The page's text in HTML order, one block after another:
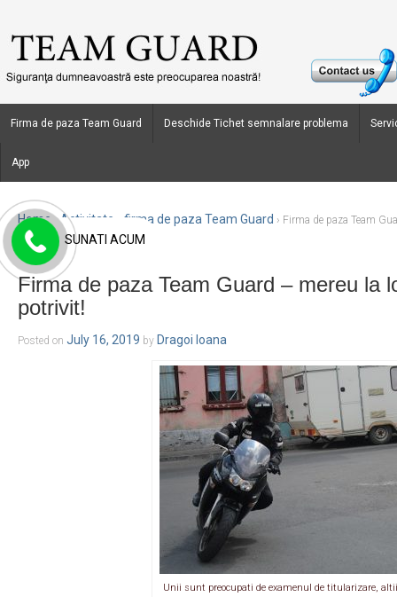
Firma de paza Team Guard Deschide Tichet semnalare problema
App
Home › Activitate - firma de paza Team Guard › Firma de paza Team
potrivit!
Firma de paza Team Guard – mereu la
potrivit!
Posted on July 16, 2019 by Dragoi Ioana
Unii sunt preocupati de examenul de titularizare,
SUNATI ACUM